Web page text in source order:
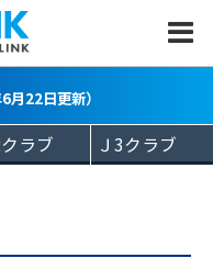
月22日更新）